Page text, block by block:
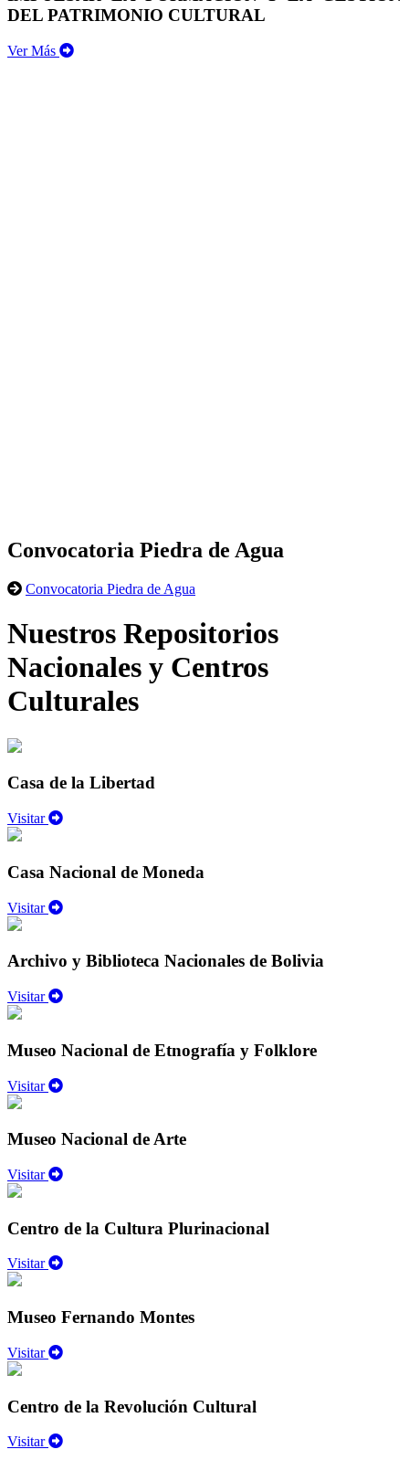
DEL PATRIMONIO CULTURAL
Ver Más
Convocatoria Piedra de Agua
Convocatoria Piedra de Agua
Nuestros Repositorios
Nacionales y Centros
Culturales
Casa de la Libertad
Visitar
Casa Nacional de Moneda
Visitar
Archivo y Biblioteca Nacionales de Bolivia
Visitar
Museo Nacional de Etnografía y Folklore
Visitar
Museo Nacional de Arte
Visitar
Centro de la Cultura Plurinacional
Visitar
Museo Fernando Montes
Visitar
Centro de la Revolución Cultural
Visitar